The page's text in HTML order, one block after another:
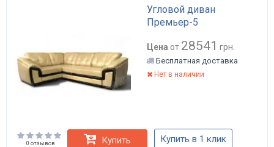
Угловой диван
Премьер-5
Цена от 28541 грн.
Бесплатная доставка
Нет в наличии
0 отзывов Купить Купить в 1 клик